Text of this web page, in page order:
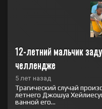
12-летний мальчик
челлендже
5 лет назад
Трагический случай
летнего Джошуа
ванной его...